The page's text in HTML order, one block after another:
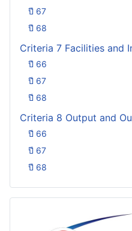
ปี 67
ปี 68
Criteria 7 Facilities and
ปี 66
ปี 67
ปี 68
Criteria 8 Output and
ปี 66
ปี 67
ปี 68